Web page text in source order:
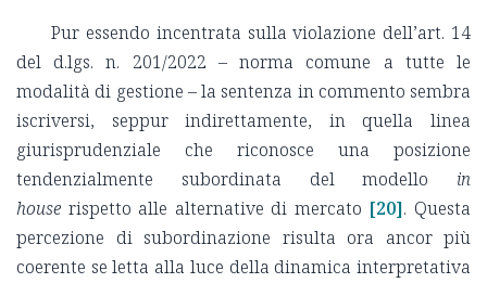
Pur essendo incentrata sulla violazione dell’art. 14
del d.lgs. n. 201/2022 – norma comune a tutte le
modalità di gestione – la sentenza in commento sembra
iscriversi, seppur indirettamente, in quella linea
giurisprudenziale che riconosce una posizione
tendenzialmente subordinata del modello in
house rispetto alle alternative di mercato [20]. Questa
percezione di subordinazione risulta ora ancor più
coerente se letta alla luce della dinamica interpretativa